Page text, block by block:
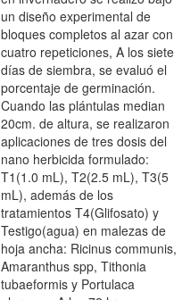
un diseño experimental de
bloques completos al azar con
cuatro repeticiones, A los siete
días de siembra, se evaluó el
porcentaje de germinación.
Cuando las plántulas median
20cm. de altura, se realizaron
aplicaciones de tres dosis del
nano herbicida formulado:
T1(1.0 mL), T2(2.5 mL), T3(5
mL), además de los
tratamientos T4(Glifosato) y
Testigo(agua) en malezas de
hoja ancha: Ricinus communis,
Amaranthus spp, Tithonia
tubaeformis y Portulaca